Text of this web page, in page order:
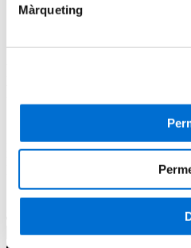
Màrqueting
Ocupacional
Programes
Descobreix la nostra formació
Nutrició i Dietètica, Teràpia
un pas endavant en la teva carrera
Filtres